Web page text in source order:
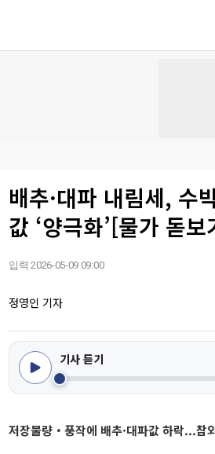
배추·대파 내림세,
값 ‘양극화’[물가 돋보
입력 2026-05-09 09:00
정영인 기자
기사 듣기
저장물량‧풍작에 배추·대파값 하락...참